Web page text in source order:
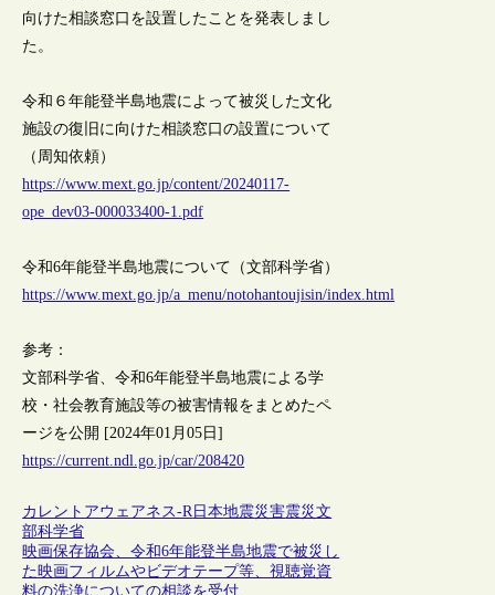
向けた相談窓口を設置したことを発表しまし
た。
令和６年能登半島地震によって被災した文化
施設の復旧に向けた相談窓口の設置について
（周知依頼）
https://www.mext.go.jp/content/20240117-
ope_dev03-000033400-1.pdf
令和6年能登半島地震について（文部科学省）
https://www.mext.go.jp/a_menu/notohantoujisin/index.html
参考：
文部科学省、令和6年能登半島地震による学
校・社会教育施設等の被害情報をまとめたペ
ージを公開 [2024年01月05日]
https://current.ndl.go.jp/car/208420
カレントアウェアネス-R日本地震災害震災文
部科学省
映画保存協会、令和6年能登半島地震で被災し
た映画フィルムやビデオテープ等、視聴覚資
料の洗浄についての相談を受付